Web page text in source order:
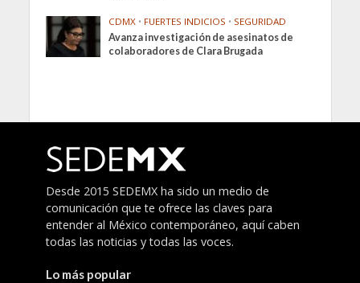
CDMX • FUERTES INDICIOS • SEGURIDAD
Avanza investigación de asesinatos de
colaboradores de Clara Brugada
Desde 2015 SEDEMX ha sido un medio de
comunicación que te ofrece las claves para
entender al México contemporáneo, aquí caben
todas las noticias y todas las voces.
Lo más popular